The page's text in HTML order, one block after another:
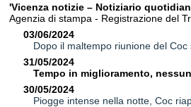
'Vicenza notizie – Notiziario
Agenzia di stampa - Registrazione del
03/06/2024
Dopo il maltempo riunione del
31/05/2024
Tempo in miglioramento,
30/05/2024
Piogge intense nella notte, Coc